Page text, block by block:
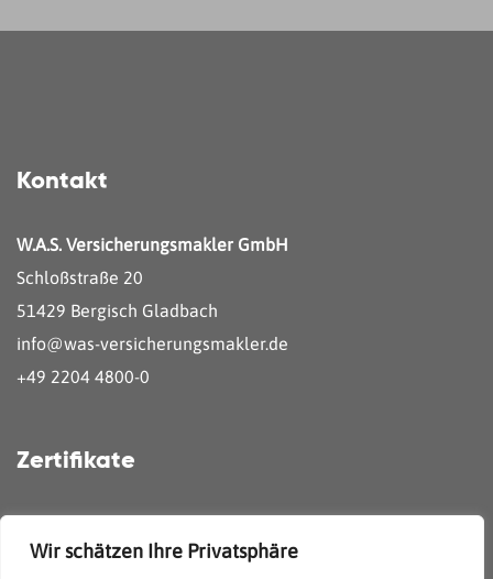
Wir schätzen Ihre Privatsphäre
Kontakt
W.A.S. Versicherungsmakler GmbH
Schloßstraße 20
51429 Bergisch Gladbach
info@was-versicherungsmakler.de
+49 2204 4800-0
Zertifikate